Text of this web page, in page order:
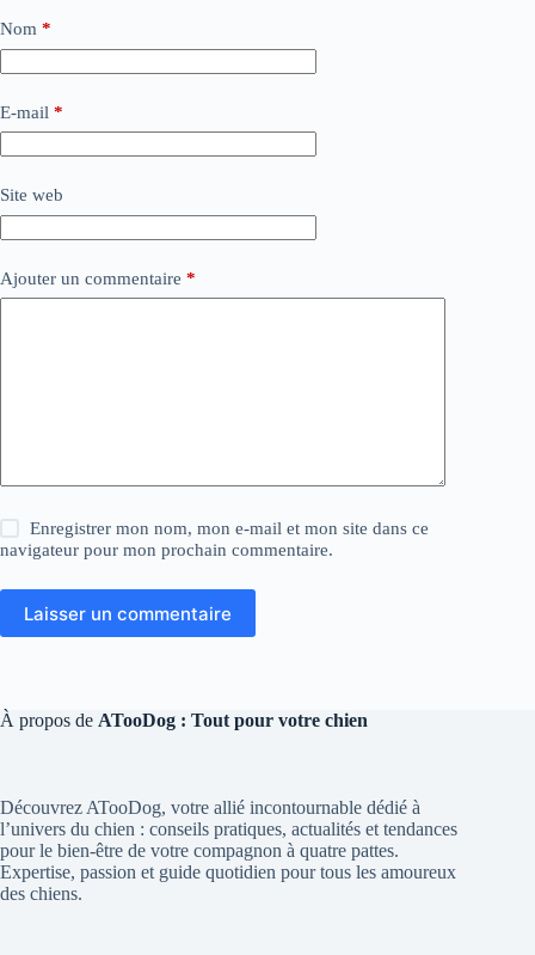
Nom *
E-mail *
Site web
Ajouter un commentaire *
Enregistrer mon nom, mon e-mail et mon site dans ce
navigateur pour mon prochain commentaire.
Laisser un commentaire
À propos de ATooDog : Tout pour votre chien
Découvrez ATooDog, votre allié incontournable dédié à
l’univers du chien : conseils pratiques, actualités et tendances
pour le bien-être de votre compagnon à quatre pattes.
Expertise, passion et guide quotidien pour tous les amoureux
des chiens.